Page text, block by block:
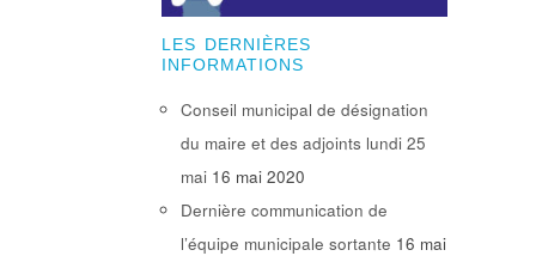
LES DERNIÈRES
INFORMATIONS
Conseil municipal de désignation
du maire et des adjoints lundi 25
mai 16 mai 2020
Dernière communication de
l’équipe municipale sortante 16 mai